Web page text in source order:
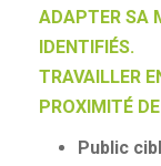
ADAPTER SA
IDENTIFIÉS.
TRAVAILLER
PROXIMITÉ
Public